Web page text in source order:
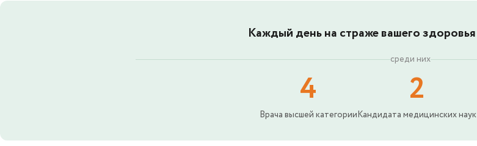
Каждый день на страже вашего здоровья
среди них
4
Врача высшей категории
2
Кандидата медицинских наук